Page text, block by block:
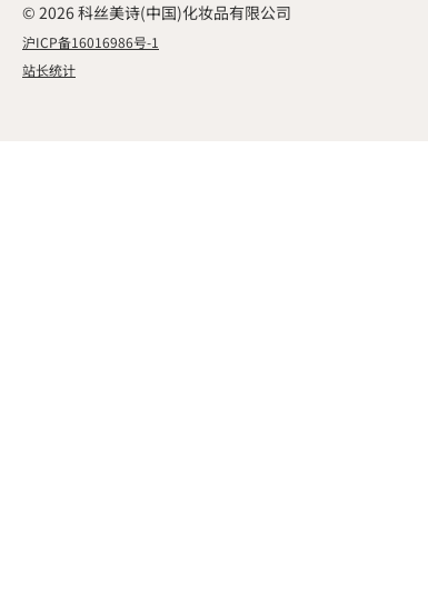
© 2026 科丝美诗(中国)化妆品有限公司
沪ICP备16016986号-1
站长统计